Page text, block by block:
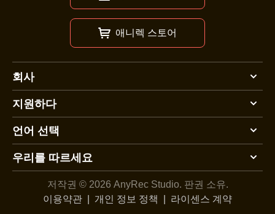
애니렉 스토어
회사
지원하다
언어 선택
우리를 따르세요
저작권 © 2026 AnyRec Studio. 판권 소유.
이용약관
개인 정보 정책 라이센스 계약